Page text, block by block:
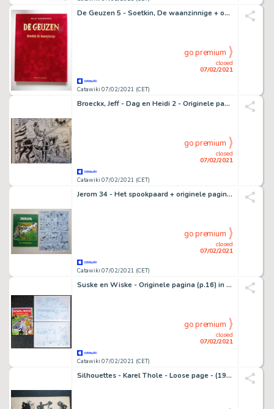
De Geuzen 5 - Soetkin, De waanzinnige + opdrachttekening - Hardcover - First edition - (2010)
Catawiki 07/02/2021 (CET)
closed
07/02/2021
go premium
Broeckx, Jeff - Dag en Heidi 2 - Originele pagina (p.1) De Zilveren Sleutel - (1983)
Catawiki 07/02/2021 (CET)
closed
07/02/2021
go premium
Jerom 34 - Het spookpaard + originele pagina (p.12) - Softcover - First edition - (2012)
Catawiki 07/02/2021 (CET)
closed
07/02/2021
go premium
Suske en Wiske - Originele pagina (p.16) in blauw potlood - De beestige brug - (2014)
Catawiki 07/02/2021 (CET)
closed
07/02/2021
go premium
Silhouettes - Karel Thole - Loose page - (1961)